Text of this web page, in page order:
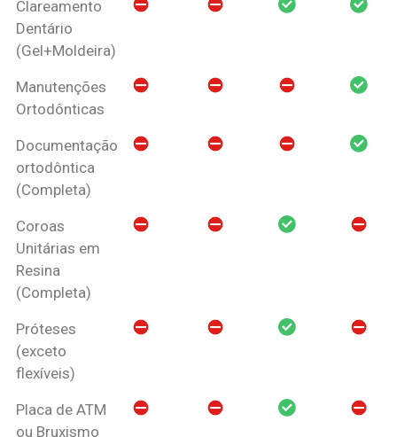
Clareamento
Dentário
(Gel+Moldeira)
Manutenções
Ortodônticas
Documentação
ortodôntica
(Completa)
Coroas
Unitárias em
Resina
(Completa)
Próteses
(exceto
flexíveis)
Placa de ATM
ou Bruxismo